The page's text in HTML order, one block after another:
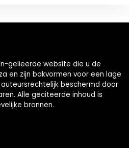
gelieerde website die u de
en zijn bakvormen voor een lage
beschermd door
Alle geciteerde inhoud is
bronnen.